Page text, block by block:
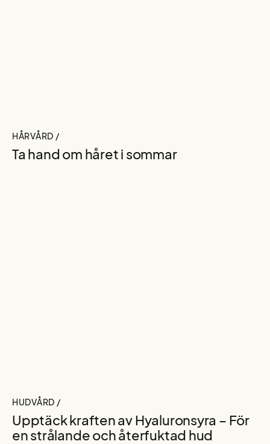
HÅRVÅRD /
Ta hand om håret i sommar
HUDVÅRD /
Upptäck kraften av Hyaluronsyra – För
en strålande och återfuktad hud